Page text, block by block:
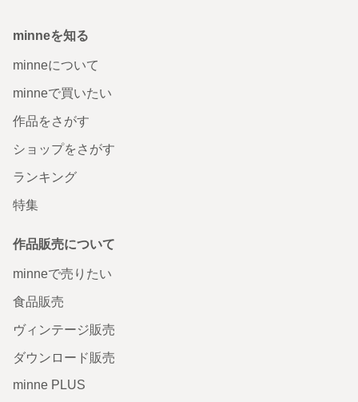
minneを知る
minneについて
minneで買いたい
作品をさがす
ショップをさがす
ランキング
特集
作品販売について
minneで売りたい
食品販売
ヴィンテージ販売
ダウンロード販売
minne PLUS